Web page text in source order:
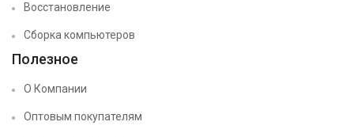
Восстановление
Сборка компьютеров
Полезное
О Компании
Оптовым покупателям